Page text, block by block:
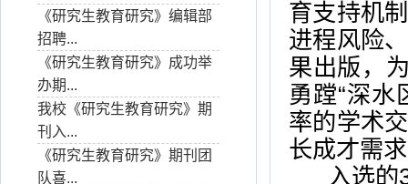
《研究生教育研究》编辑部
招聘...
《研究生教育研究》成功举
办期...
我校《研究生教育研究》期
刊入...
《研究生教育研究》期刊团
队喜...
育支持机
进程风险
果出版，
勇蹚“深水
率的学术
长成才需
入选的3